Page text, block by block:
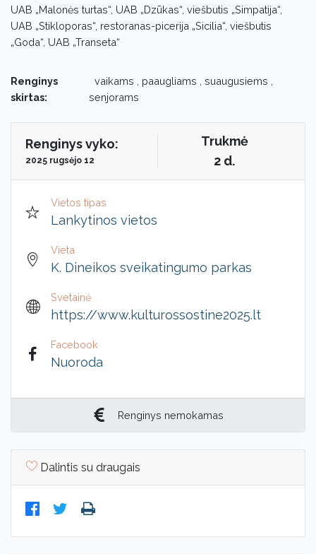
UAB „Malonės turtas“, UAB „Dzūkas“, viešbutis „Simpatija“,
UAB „Stikloporas“, restoranas-picerija „Sicilia“, viešbutis
„Goda“, UAB „Transeta“
Renginys
skirtas:
vaikams , paaugliams , suaugusiems ,
senjorams
Renginys vyko:
2025 rugsėjo 12
Trukmė
2 d.
Vietos tipas
Lankytinos vietos
Vieta
K. Dineikos sveikatingumo parkas
Svetainė
https://www.kulturossostine2025.lt
Facebook
Nuoroda
Renginys nemokamas
Dalintis su draugais